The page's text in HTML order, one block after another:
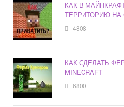
КАК В
ТЕРРИТОРИЮ НА
4808
КАК СДЕЛАТЬ
MINECRAFT
6800